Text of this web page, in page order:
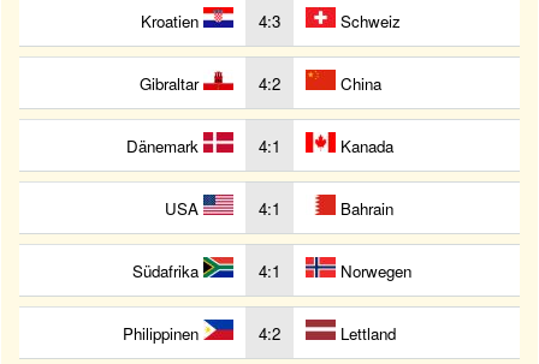
Kroatien 4:3 Schweiz
Gibraltar 4:2 China
Dänemark 4:1 Kanada
USA 4:1 Bahrain
Südafrika 4:1 Norwegen
Philippinen 4:2 Lettland